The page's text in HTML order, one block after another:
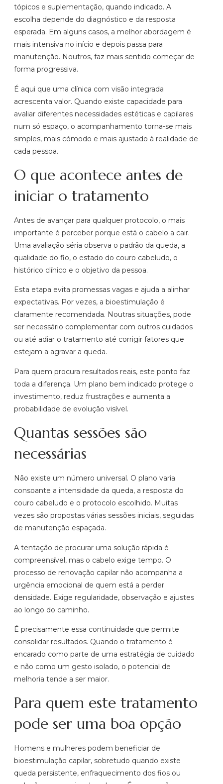
tópicos e suplementação, quando indicado. A
escolha depende do diagnóstico e da resposta
esperada. Em alguns casos, a melhor abordagem é
mais intensiva no início e depois passa para
manutenção. Noutros, faz mais sentido começar de
forma progressiva.
É aqui que uma clínica com visão integrada
acrescenta valor. Quando existe capacidade para
avaliar diferentes necessidades estéticas e capilares
num só espaço, o acompanhamento torna-se mais
simples, mais cómodo e mais ajustado à realidade de
cada pessoa.
O que acontece antes de
iniciar o tratamento
Antes de avançar para qualquer protocolo, o mais
importante é perceber porque está o cabelo a cair.
Uma avaliação séria observa o padrão da queda, a
qualidade do fio, o estado do couro cabeludo, o
histórico clínico e o objetivo da pessoa.
Esta etapa evita promessas vagas e ajuda a alinhar
expectativas. Por vezes, a bioestimulação é
claramente recomendada. Noutras situações, pode
ser necessário complementar com outros cuidados
ou até adiar o tratamento até corrigir fatores que
estejam a agravar a queda.
Para quem procura resultados reais, este ponto faz
toda a diferença. Um plano bem indicado protege o
investimento, reduz frustrações e aumenta a
probabilidade de evolução visível.
Quantas sessões são
necessárias
Não existe um número universal. O plano varia
consoante a intensidade da queda, a resposta do
couro cabeludo e o protocolo escolhido. Muitas
vezes são propostas várias sessões iniciais, seguidas
de manutenção espaçada.
A tentação de procurar uma solução rápida é
compreensível, mas o cabelo exige tempo. O
processo de renovação capilar não acompanha a
urgência emocional de quem está a perder
densidade. Exige regularidade, observação e ajustes
ao longo do caminho.
É precisamente essa continuidade que permite
consolidar resultados. Quando o tratamento é
encarado como parte de uma estratégia de cuidado
e não como um gesto isolado, o potencial de
melhoria tende a ser maior.
Para quem este tratamento
pode ser uma boa opção
Homens e mulheres podem beneficiar de
bioestimulação capilar, sobretudo quando existe
queda persistente, enfraquecimento dos fios ou